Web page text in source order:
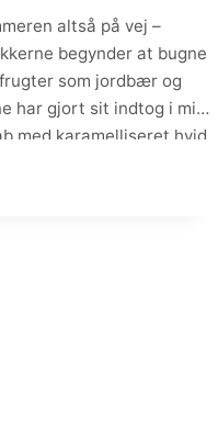
altså på vej –
begynder at bugne
som jordbær og
har gjort sit indtog i mit
med karamelliseret hvid
Den blonde udgave af